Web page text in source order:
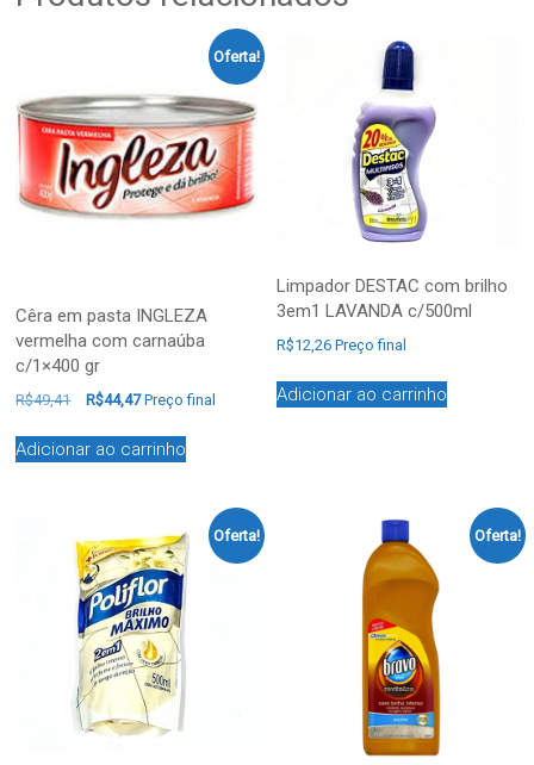
Oferta!
Cêra em pasta INGLEZA
vermelha com carnaúba
c/1×400 gr
R$49,41 R$44,47 Preço final
Adicionar ao carrinho
Limpador DESTAC com brilho
3em1 LAVANDA c/500ml
R$12,26 Preço final
Adicionar ao carrinho
Oferta! Oferta!